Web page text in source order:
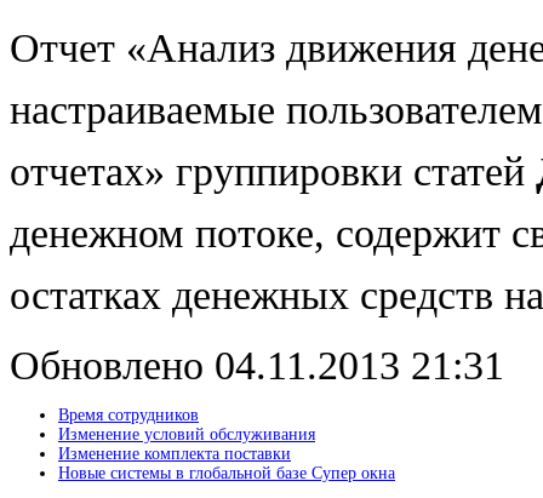
Отчет «Анализ движения
настраиваемые
отчетах» группировки статей
денежном потоке, содержит
остатках денежных средств
Обновлено 04.11.2013 21:31
Время сотрудников
Изменение условий обслуживания
Изменение комплекта поставки
Новые системы в глобальной базе Супер окна